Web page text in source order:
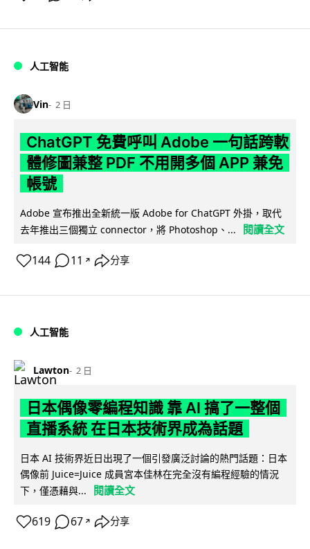
人工智能
Vin 2 日
ChatGPT 免費呼叫 Adobe 一句話跨軟
體修圖兼整 PDF 不用開多個 APP 兼免
帳號
Adobe 宣布推出全新統一版 Adobe for ChatGPT 外掛，取代
去年推出三個獨立 connector，將 Photoshop、...
閱讀全文
144 11 ↗ 分享
人工智能
Lawton 2 日
日本偶像零編程知識 靠 AI 搞了一整個
直播系統 在日本技術界成為話題
日本 AI 技術界近日出現了一個引發廣泛討論的熱門話題：日本
偶像前 Juice=Juice 成員宮本佳林在完全沒有編程經驗的情況
下，僅憑藉與...
閱讀全文
619 67 ↗ 分享